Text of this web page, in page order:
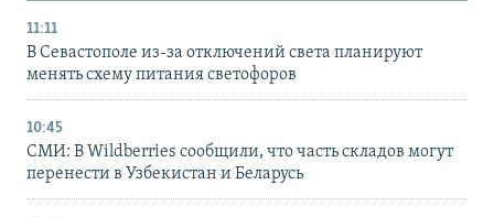
11:11
В Севастополе из-за отключений света планируют
менять схему питания светофоров
10:45
СМИ: В Wildberries сообщили, что часть складов могут
перенести в Узбекистан и Беларусь